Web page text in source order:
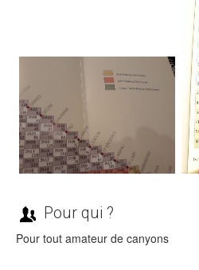
Pour qui ?
Pour tout amateur de canyons